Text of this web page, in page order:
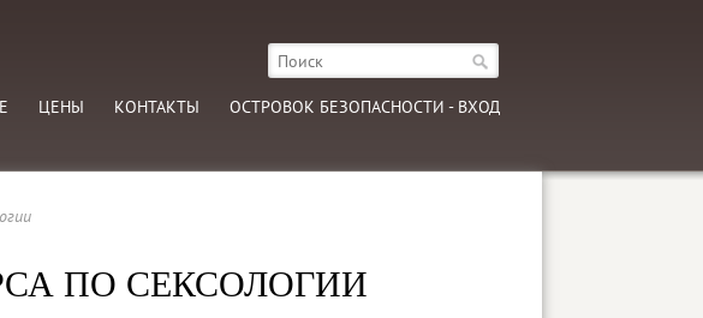
ЦЕНЫ КОНТАКТЫ ОСТРОВОК БЕЗОПАСНОСТИ - ВХОД
ПО СЕКСОЛОГИИ